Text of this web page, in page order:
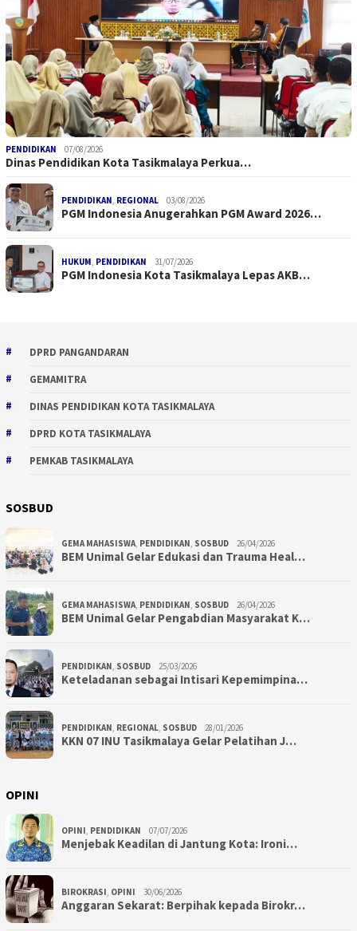
PENDIDIKAN 07/08/2026
Dinas Pendidikan Kota Tasikmalaya Perkua…
PENDIDIKAN REGIONAL 03/08/2026
PGM Indonesia Anugerahkan PGM Award 2026…
HUKUM PENDIDIKAN 31/07/2026
PGM Indonesia Kota Tasikmalaya Lepas AKB…
DPRD PANGANDARAN
GEMAMITRA
DINAS PENDIDIKAN KOTA TASIKMALAYA
DPRD KOTA TASIKMALAYA
PEMKAB TASIKMALAYA
SOSBUD
GEMA MAHASISWA PENDIDIKAN SOSBUD 26/04/2026
BEM Unimal Gelar Edukasi dan Trauma Heal…
GEMA MAHASISWA PENDIDIKAN SOSBUD 26/04/2026
BEM Unimal Gelar Pengabdian Masyarakat K…
PENDIDIKAN SOSBUD 25/03/2026
Keteladanan sebagai Intisari Kepemimpina…
PENDIDIKAN REGIONAL SOSBUD 28/01/2026
KKN 07 INU Tasikmalaya Gelar Pelatihan J…
OPINI
OPINI PENDIDIKAN 07/07/2026
Menjebak Keadilan di Jantung Kota: Ironi…
BIROKRASI OPINI 30/06/2026
Anggaran Sekarat: Berpihak kepada Birokr…